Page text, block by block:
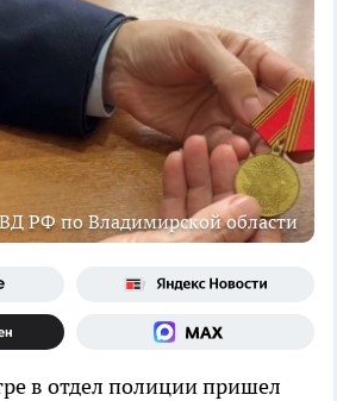
РФ по Владимирской области
в отдел полиции пришел